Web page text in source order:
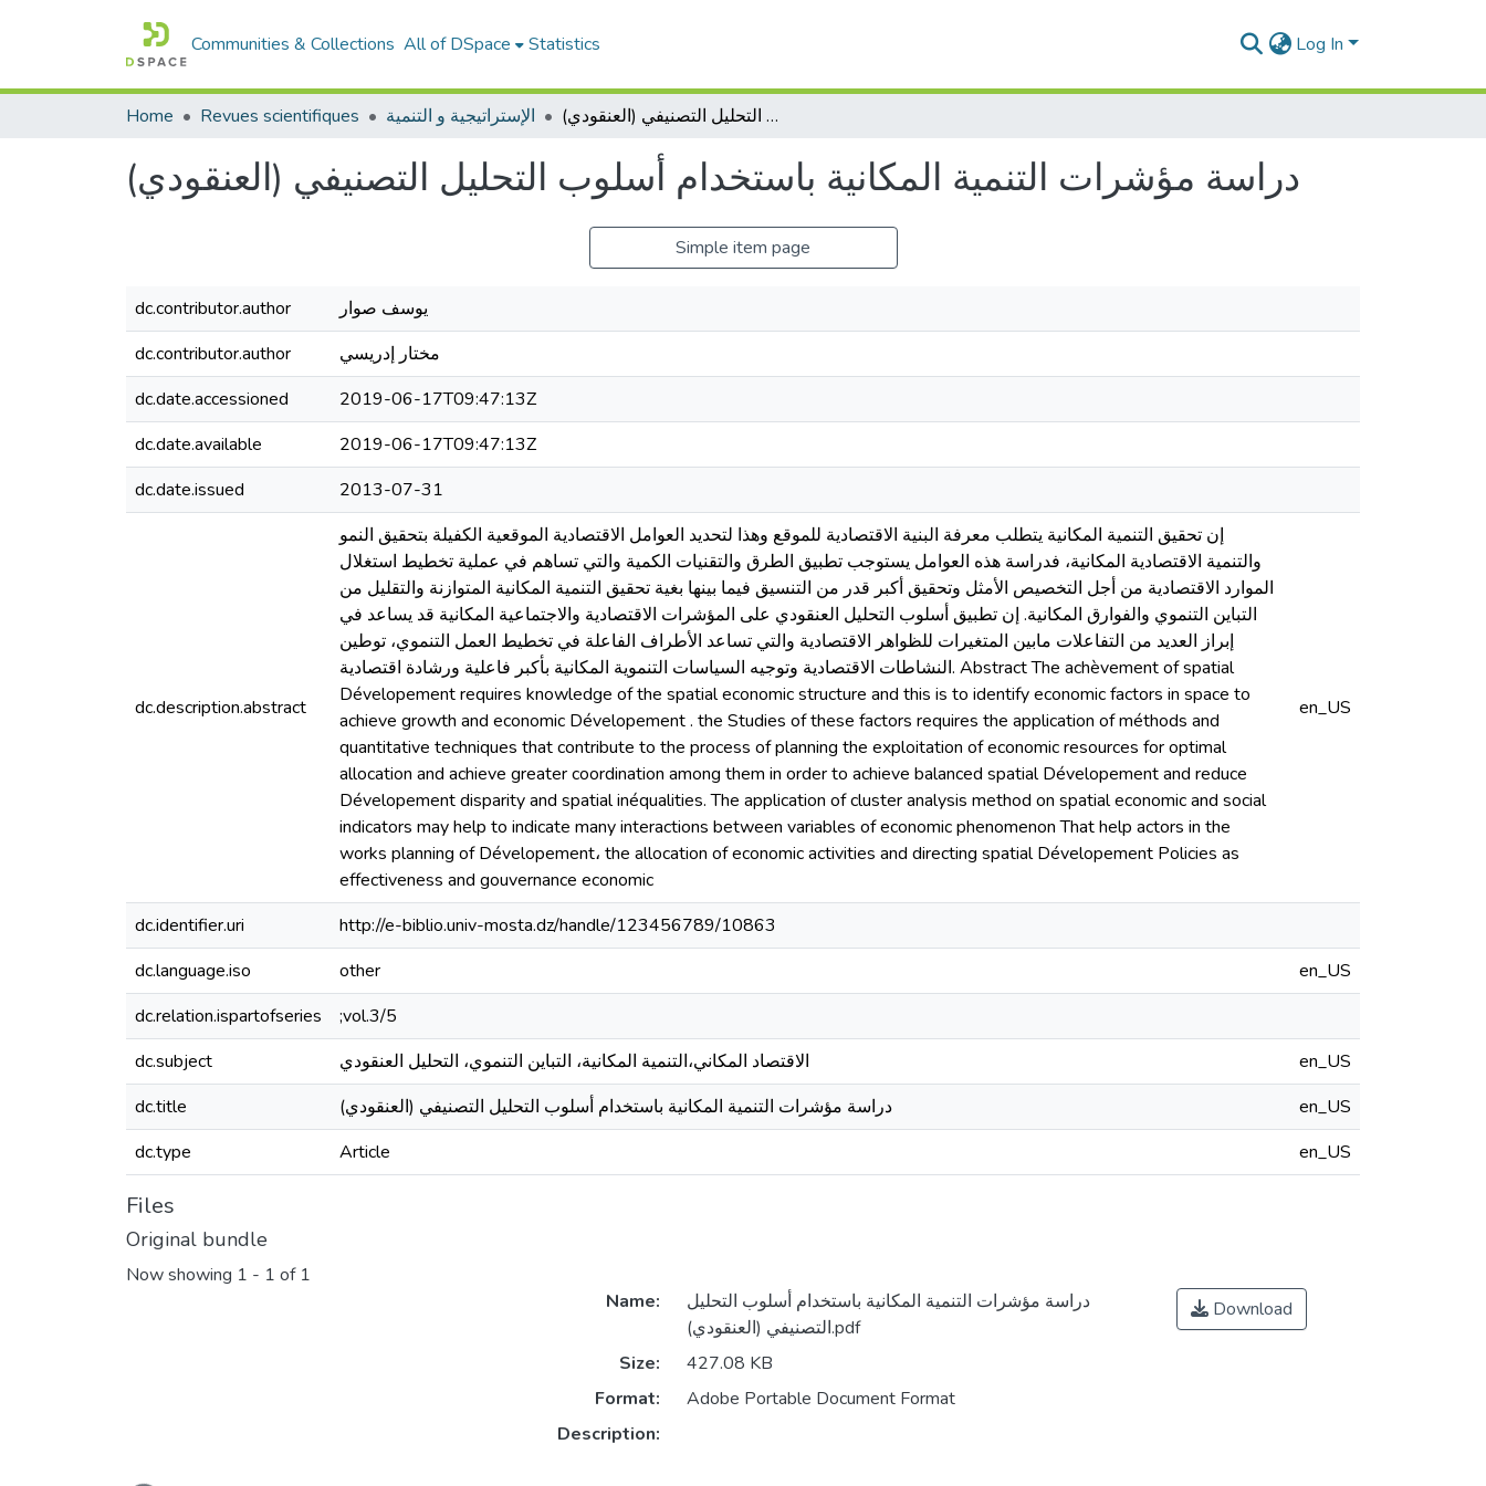
Communities & Collections All of DSpace Statistics Log In
Home Revues scientifiques الإستراتيجية و التنمية دراسة مؤشرات التنمية المكانية باستخدام أسلوب التحليل التصنيفي (العنقودي)
دراسة مؤشرات التنمية المكانية باستخدام أسلوب التحليل التصنيفي (العنقودي)
Simple item page
dc.contributor.author
يوسف صوار
dc.contributor.author
مختار إدريسي
dc.date.accessioned
2019-06-17T09:47:13Z
dc.date.available
2019-06-17T09:47:13Z
dc.date.issued
2013-07-31
dc.description.abstract
إن تحقيق التنمية المكانية يتطلب معرفة البنية الاقتصادية للموقع وهذا لتحديد العوامل الاقتصادية الموقعية الكفيلة بتحقيق النمو
والتنمية الاقتصادية المكانية، فدراسة هذه العوامل يستوجب تطبيق الطرق والتقنيات الكمية والتي تساهم في عملية تخطيط استغلال
الموارد الاقتصادية من أجل التخصيص الأمثل وتحقيق أكبر قدر من التنسيق فيما بينها بغية تحقيق التنمية المكانية المتوازنة والتقليل من
التباين التنموي والفوارق المكانية. إن تطبيق أسلوب التحليل العنقودي على المؤشرات الاقتصادية والاجتماعية المكانية قد يساعد في
إبراز العديد من التفاعلات مابين المتغيرات للظواهر الاقتصادية والتي تساعد الأطراف الفاعلة في تخطيط العمل التنموي، توطين
النشاطات الاقتصادية وتوجيه السياسات التنموية المكانية بأكبر فاعلية ورشادة اقتصادية. Abstract The achèvement of spatial
Dévelopement requires knowledge of the spatial economic structure and this is to identify economic factors in space to
achieve growth and economic Dévelopement . the Studies of these factors requires the application of méthods and
quantitative techniques that contribute to the process of planning the exploitation of economic resources for optimal
allocation and achieve greater coordination among them in order to achieve balanced spatial Dévelopement and reduce
Dévelopement disparity and spatial inéqualities. The application of cluster analysis method on spatial economic and social
indicators may help to indicate many interactions between variables of economic phenomenon That help actors in the
works planning of Dévelopement، the allocation of economic activities and directing spatial Dévelopement Policies as
effectiveness and gouvernance economic
en_US
dc.identifier.uri
http://e-biblio.univ-mosta.dz/handle/123456789/10863
dc.language.iso
other
en_US
dc.relation.ispartofseries
;vol.3/5
dc.subject
الاقتصاد المكاني،التنمية المكانية، التباين التنموي، التحليل العنقودي
en_US
dc.title
دراسة مؤشرات التنمية المكانية باستخدام أسلوب التحليل التصنيفي (العنقودي)
en_US
dc.type
Article en_US
Files
Original bundle
Now showing 1 - 1 of 1
Name:
دراسة مؤشرات التنمية المكانية باستخدام أسلوب التحليل
التصنيفي (العنقودي).pdf
Size:
427.08 KB
Format:
Adobe Portable Document Format
Description:
Download